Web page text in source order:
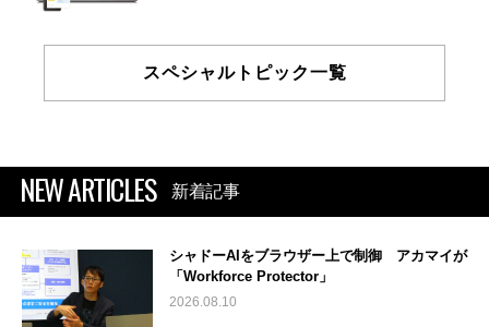
スペシャルトピック一覧
NEW ARTICLES 新着記事
シャドーAIをブラウザー上で制御 アカマイが
「Workforce Protector」
2026.08.10